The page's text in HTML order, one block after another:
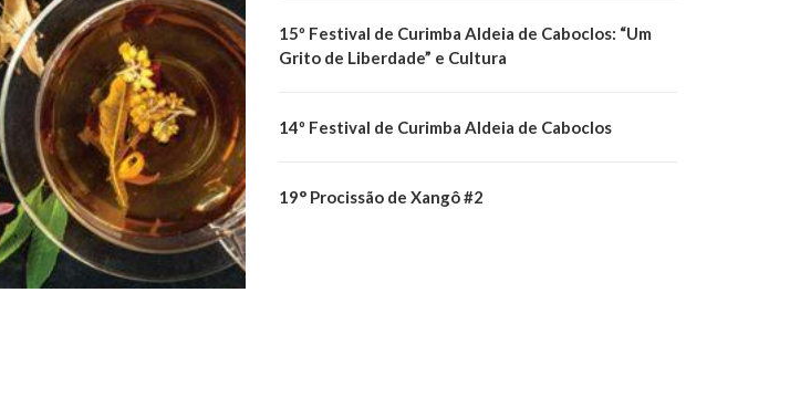
15º Festival de Curimba Aldeia de Caboclos: “Um
Grito de Liberdade” e Cultura
14º Festival de Curimba Aldeia de Caboclos
19° Procissão de Xangô #2